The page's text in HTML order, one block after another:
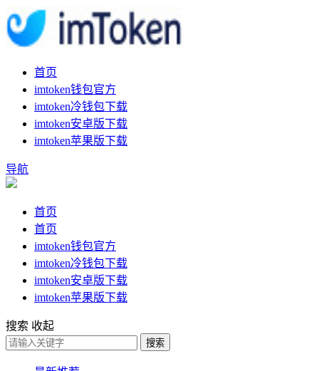
首页
imtoken钱包官方
imtoken冷钱包下载
imtoken安卓版下载
imtoken苹果版下载
导航
首页
首页
imtoken钱包官方
imtoken冷钱包下载
imtoken安卓版下载
imtoken苹果版下载
搜索 收起
搜索